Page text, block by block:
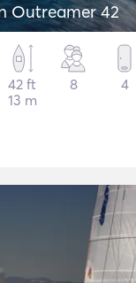
Outreamer 42
42 ft
13 m
8 4